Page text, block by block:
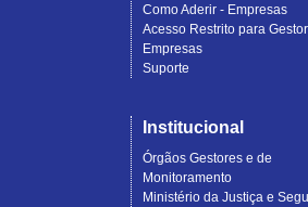
Como Aderir - Empresas
Acesso Restrito para
Empresas
Suporte
Institucional
Órgãos Gestores e de
Monitoramento
Ministério da Justiça e